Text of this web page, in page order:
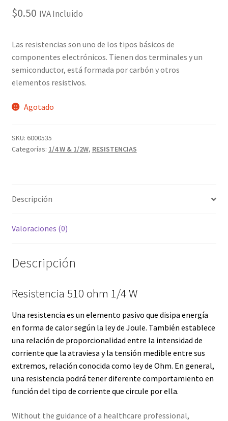
Ensamble de Circuitos Impresos
Grabado Láser sobre Metal
Home Free WooCommerce #3
Mi cuenta
My account
Shop
Soporte
Tienda
Wishlist
$0.50 IVA Incluido
Las resistencias son uno de los tipos básicos de
componentes electrónicos. Tienen dos terminales y un
semiconductor, está formada por carbón y otros
elementos resistivos.
Agotado
SKU: 6000535
Categorías: 1/4 W & 1/2W, RESISTENCIAS
Descripción
Valoraciones (0)
Descripción
Resistencia 510 ohm 1/4 W
Una resistencia es un elemento pasivo que disipa energía
en forma de calor según la ley de Joule. También establece
una relación de proporcionalidad entre la intensidad de
corriente que la atraviesa y la tensión medible entre sus
extremos, relación conocida como ley de Ohm. En general,
una resistencia podrá tener diferente comportamiento en
función del tipo de corriente que circule por ella.
Without the guidance of a healthcare professional,